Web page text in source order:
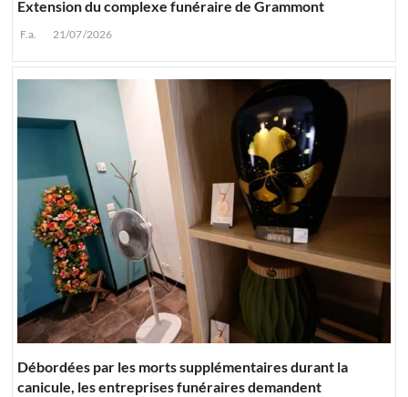
Extension du complexe funéraire de Grammont
F.a. 21/07/2026
Débordées par les morts supplémentaires durant la
canicule, les entreprises funéraires demandent